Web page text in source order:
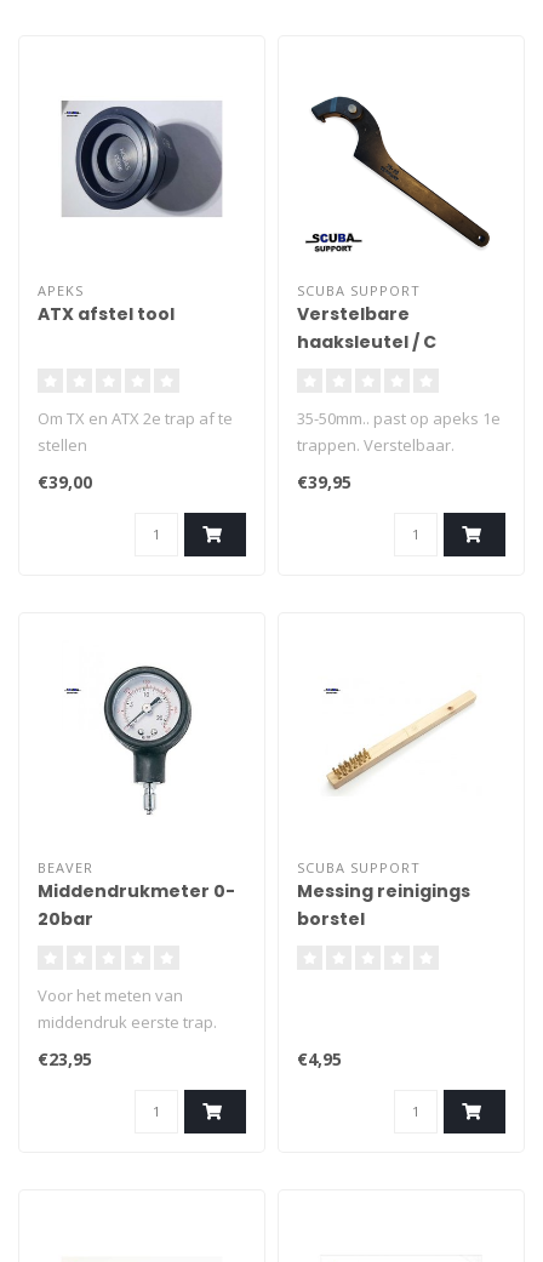
APEKS
ATX afstel tool
Om TX en ATX 2e trap af te
stellen
€39,00
SCUBA SUPPORT
Verstelbare
haaksleutel / C
35-50mm.. past op apeks 1e
trappen. Verstelbaar.
€39,95
BEAVER
Middendrukmeter 0-
20bar
Voor het meten van
middendruk eerste trap.
Koppeling voor het
aansluiten aan
inflatorslang. Tweede trap
functioneert als overdruk-
€23,95
SCUBA SUPPORT
Messing reinigings
borstel
€4,95